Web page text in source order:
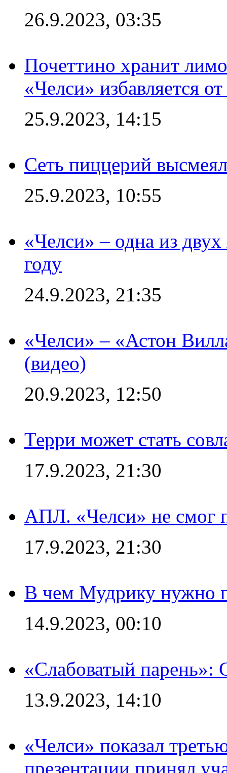
26.9.2023, 03:35
Почеттино хранит
«Челси» избавляется
25.9.2023, 14:15
Сеть пиццерий
25.9.2023, 10:55
«Челси» – одна из
году
24.9.2023, 21:35
«Челси» – «Астон
(видео)
20.9.2023, 12:50
Терри может стать
17.9.2023, 21:30
АПЛ. «Челси» не смог
17.9.2023, 21:30
В чем Мудрику нужно
14.9.2023, 00:10
«Слабоватый парень»:
13.9.2023, 14:10
«Челси» показал
презентации принял